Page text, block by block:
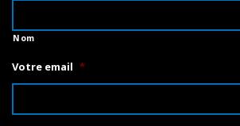
Nom
Votre email *